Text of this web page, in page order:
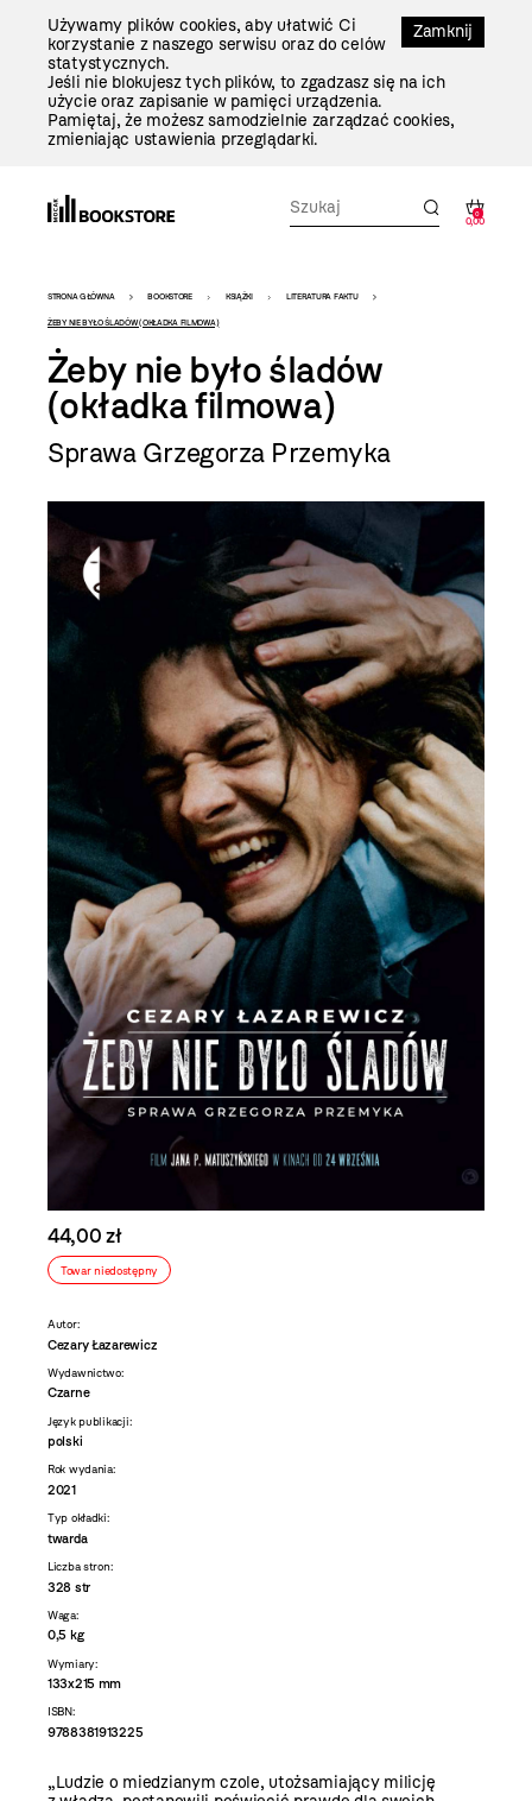
Zamknij
Używamy plików cookies, aby ułatwić Ci
korzystanie z naszego serwisu oraz do celów
statystycznych.
Jeśli nie blokujesz tych plików, to zgadzasz się na ich
użycie oraz zapisanie w pamięci urządzenia.
Pamiętaj, że możesz samodzielnie zarządzać cookies,
zmieniając ustawienia przeglądarki.
0
0,00
Bookstore
-
szablon
szczegóły
STRONA GŁÓWNA BOOKSTORE KSIĄŻKI LITERATURA FAKTU
ŻEBY NIE BYŁO ŚLADÓW (OKŁADKA FILMOWA)
Żeby nie było śladów
(okładka filmowa)
Sprawa Grzegorza Przemyka
44,00 zł
Towar niedostępny
Autor:
Cezary Łazarewicz
Wydawnictwo:
Czarne
Język publikacji:
polski
Rok wydania:
2021
Typ okładki:
twarda
Liczba stron:
328 str
Waga:
0,5 kg
Wymiary:
133x215 mm
ISBN:
9788381913225
„Ludzie o miedzianym czole, utożsamiający milicję